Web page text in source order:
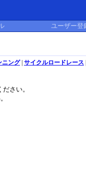
ユーザー登
ニング| サイクルロードレース
さい。